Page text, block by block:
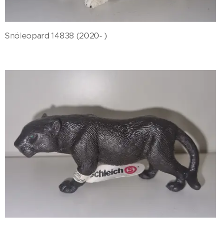
Snöleopard 14838 (2020- )